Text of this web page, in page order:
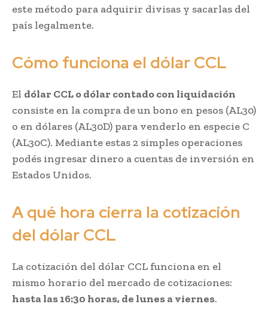
este método para adquirir divisas y sacarlas del
país legalmente.
Cómo funciona el dólar CCL
El dólar CCL o dólar contado con liquidación
consiste en la compra de un bono en pesos (AL30)
o en dólares (AL30D) para venderlo en especie C
(AL30C). Mediante estas 2 simples operaciones
podés ingresar dinero a cuentas de inversión en
Estados Unidos.
A qué hora cierra la cotización
del dólar CCL
La cotización del dólar CCL funciona en el
mismo horario del mercado de cotizaciones:
hasta las 16:30 horas, de lunes a viernes.